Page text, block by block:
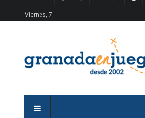
Viernes, 7